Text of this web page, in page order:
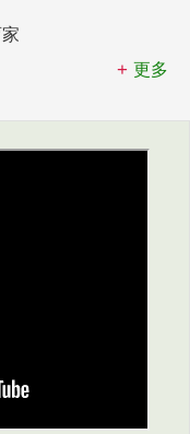
更多